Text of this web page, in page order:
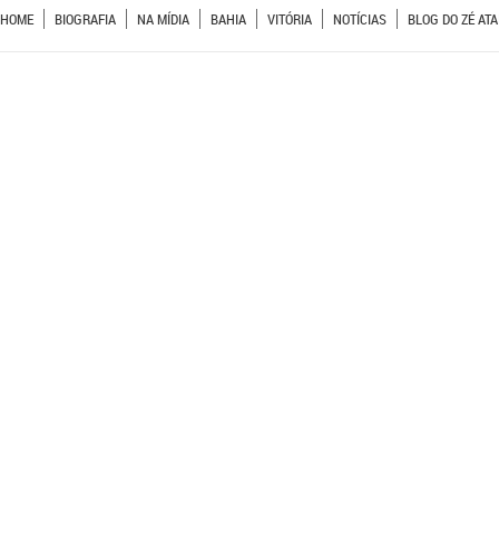
HOME BIOGRAFIA NA MÍDIA BAHIA VITÓRIA NOTÍCIAS BLOG DO ZÉ